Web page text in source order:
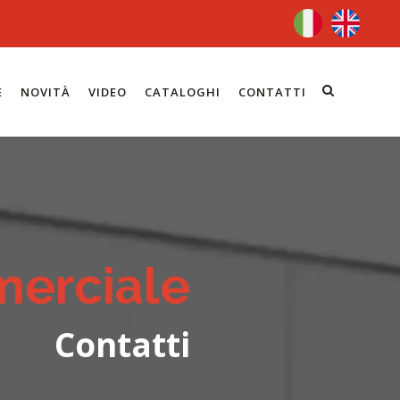
NOVITÀ VIDEO CATALOGHI CONTATTI
Contatti